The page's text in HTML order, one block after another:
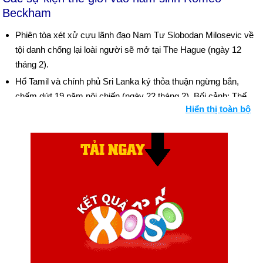
Beckham
Phiên tòa xét xử cựu lãnh đạo Nam Tư Slobodan Milosevic về
tội danh chống lại loài người sẽ mở tại The Hague (ngày 12
tháng 2).
Hổ Tamil và chính phủ Sri Lanka ký thỏa thuận ngừng bắn,
chấm dứt 19 năm nội chiến (ngày 22 tháng 2). Bối cảnh: Thế
làm rung chuyển bang Gujarat sau khi một đám đông Hồi giáo
phóng hỏa đánh bom một đoàn tàu, giết chết các nhà hoạt
hơn 1.000 người đã chết trong cuộc đổ máu (ngày 27 tháng 2
và tiếp theo). Bối cảnh: Thế giới được đánh giá
Hoa Kỳ và quân đội Afghanistan phát động Chiến dịch
Anaconda chống lại các chiến binh al-Qaeda và Taliban còn lại
ở Afghanistan (ngày 2 tháng 3). Bối cảnh: Dòng thời gian của
Hiển thị toàn bộ